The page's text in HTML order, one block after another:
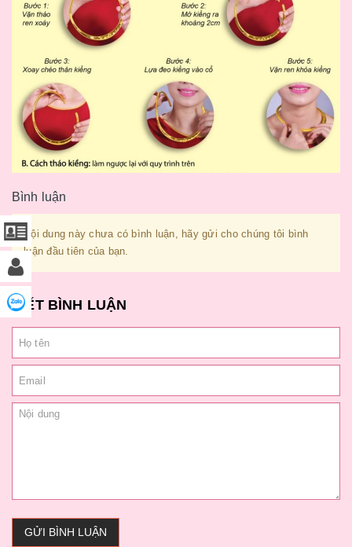
Bình luận
Nội dung này chưa có bình luận, hãy gửi cho chúng tôi bình
luận đầu tiên của bạn.
VIẾT BÌNH LUẬN
GỬI BÌNH LUẬN